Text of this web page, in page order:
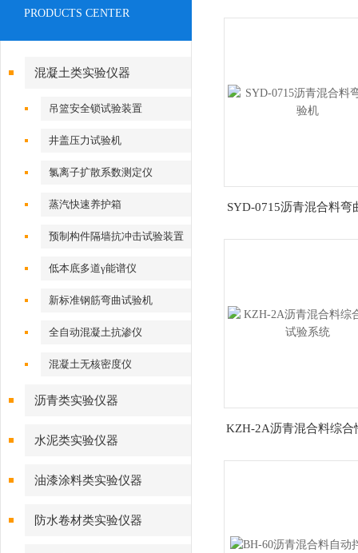
PRODUCTS CENTER
混凝土类实验仪器
吊篮安全锁试验装置
井盖压力试验机
氯离子扩散系数测定仪
蒸汽快速养护箱
预制构件隔墙抗冲击试验装置
低本底多道γ能谱仪
新标准钢筋弯曲试验机
全自动混凝土抗渗仪
混凝土无核密度仪
沥青类实验仪器
水泥类实验仪器
油漆涂料类实验仪器
防水卷材类实验仪器
SYD-0715沥青混合料弯
KZH-2A沥青混合料综合